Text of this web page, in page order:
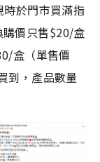
於門市買滿指
價只售$20/盒
盒（單售價
到，產品數量